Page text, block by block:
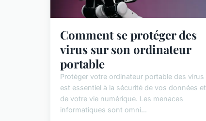
Comment se protéger des
virus sur son ordinateur
portable
Protéger votre ordinateur portable des virus
est essentiel à la sécurité de vos données et
de votre vie numérique. Les menaces
informatiques sont omni...